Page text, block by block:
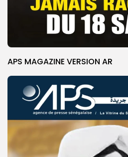
APS MAGAZINE VERSION AR